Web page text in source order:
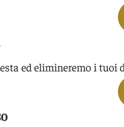
ed elimineremo i tuoi